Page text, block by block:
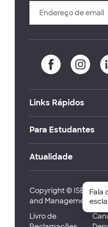
Links Rápidos
Para Estudantes
Atualidade
Copyright © ISEG
and Management
Livro de
Fala